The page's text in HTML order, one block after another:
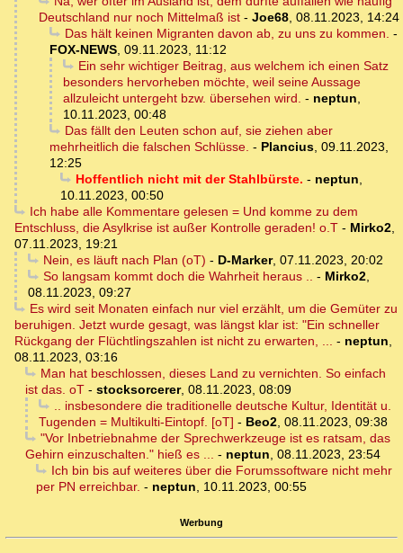
Deutschland nur noch Mittelmaß ist - Joe68, 08.11.2023, 14:24
Das hält keinen Migranten davon ab, zu uns zu kommen. -
FOX-NEWS, 09.11.2023, 11:12
Ein sehr wichtiger Beitrag, aus welchem ich einen Satz
besonders hervorheben möchte, weil seine Aussage
allzuleicht untergeht bzw. übersehen wird. - neptun,
10.11.2023, 00:48
Das fällt den Leuten schon auf, sie ziehen aber
mehrheitlich die falschen Schlüsse. - Plancius, 09.11.2023,
12:25
Hoffentlich nicht mit der Stahlbürste. - neptun,
10.11.2023, 00:50
Ich habe alle Kommentare gelesen = Und komme zu dem
Entschluss, die Asylkrise ist außer Kontrolle geraden! o.T - Mirko2,
07.11.2023, 19:21
Nein, es läuft nach Plan (oT) - D-Marker, 07.11.2023, 20:02
So langsam kommt doch die Wahrheit heraus .. - Mirko2,
08.11.2023, 09:27
Es wird seit Monaten einfach nur viel erzählt, um die Gemüter zu
beruhigen. Jetzt wurde gesagt, was längst klar ist: "Ein schneller
Rückgang der Flüchtlingszahlen ist nicht zu erwarten, ... - neptun,
08.11.2023, 03:16
Man hat beschlossen, dieses Land zu vernichten. So einfach
ist das. oT - stocksorcerer, 08.11.2023, 08:09
.. insbesondere die traditionelle deutsche Kultur, Identität u.
Tugenden = Multikulti-Eintopf. [oT] - Beo2, 08.11.2023, 09:38
"Vor Inbetriebnahme der Sprechwerkzeuge ist es ratsam, das
Gehirn einzuschalten." hieß es ... - neptun, 08.11.2023, 23:54
Ich bin bis auf weiteres über die Forumssoftware nicht mehr
per PN erreichbar. - neptun, 10.11.2023, 00:55
Werbung